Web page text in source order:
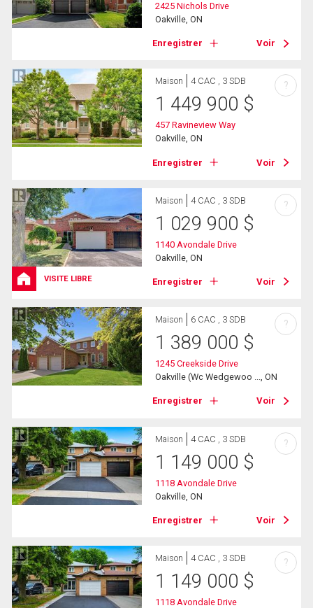
2425 Nichols Drive
Oakville, ON
Enregistrer Voir
Maison 4 CAC , 3 SDB
1 449 900 $
457 Ravineview Way
Oakville, ON
Enregistrer Voir
?
VISITE LIBRE
Maison 4 CAC , 3 SDB
1 029 900 $
1140 Avondale Drive
Oakville, ON
Enregistrer Voir
?
Maison 6 CAC , 3 SDB
1 389 000 $
1245 Creekside Drive
Oakville (Wc Wedgewoo ..., ON
Enregistrer Voir
?
Maison 4 CAC , 3 SDB
1 149 000 $
1118 Avondale Drive
Oakville, ON
Enregistrer Voir
?
Maison 4 CAC , 3 SDB
1 149 000 $
1118 Avondale Drive
?